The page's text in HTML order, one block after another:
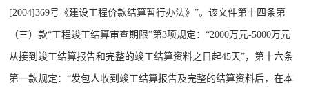
[2004]369号《建设工程价款结算暂行办法》”。该文件第十四条第
（三）款“工程竣工结算审查期限”第3项规定：“2000万元-5000万元
从接到竣工结算报告和完整的竣工结算资料之日起45天”，第十六条
第一款规定：“发包人收到竣工结算报告及完整的结算资料后，在本